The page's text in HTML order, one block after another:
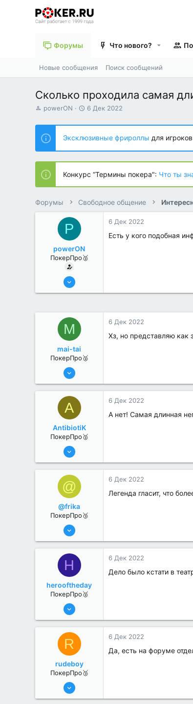
Форумы Что нового?
Новые сообщения Поиск сообщений
Сколько проходила самая
А
т
о
р
т
е
м
ы
powerON
Д
т
н
а
ч
л
а
6 Дек 2022
Эксклюзивные фрироллы для
Конкурс “Термины покера": Что ты
Форумы Свободное общение
P
powerON
ПокерПро🥈
6 Июн 2022
6 Дек 2022
Есть у кого подобная
M
mai-tai
ПокерПро🥈
6 Июн 2022
0
6 Дек 2022
Хз, но представляю как
A
AntibiotiK
ПокерПро🥈
6 Июн 2022
1
6 Дек 2022
А нет! Самая длинная
@
@frika
ПокерПро🥉
6 Июн 2022
1
6 Дек 2022
Легенда гласит, что
H
herooftheday
ПокерПро🥈
6 Июн 2022
1
6 Дек 2022
Дело было кстати в
R
rudeboy
ПокерПро🥉
6 Июн 2022
6 Дек 2022
Да, есть на форуме